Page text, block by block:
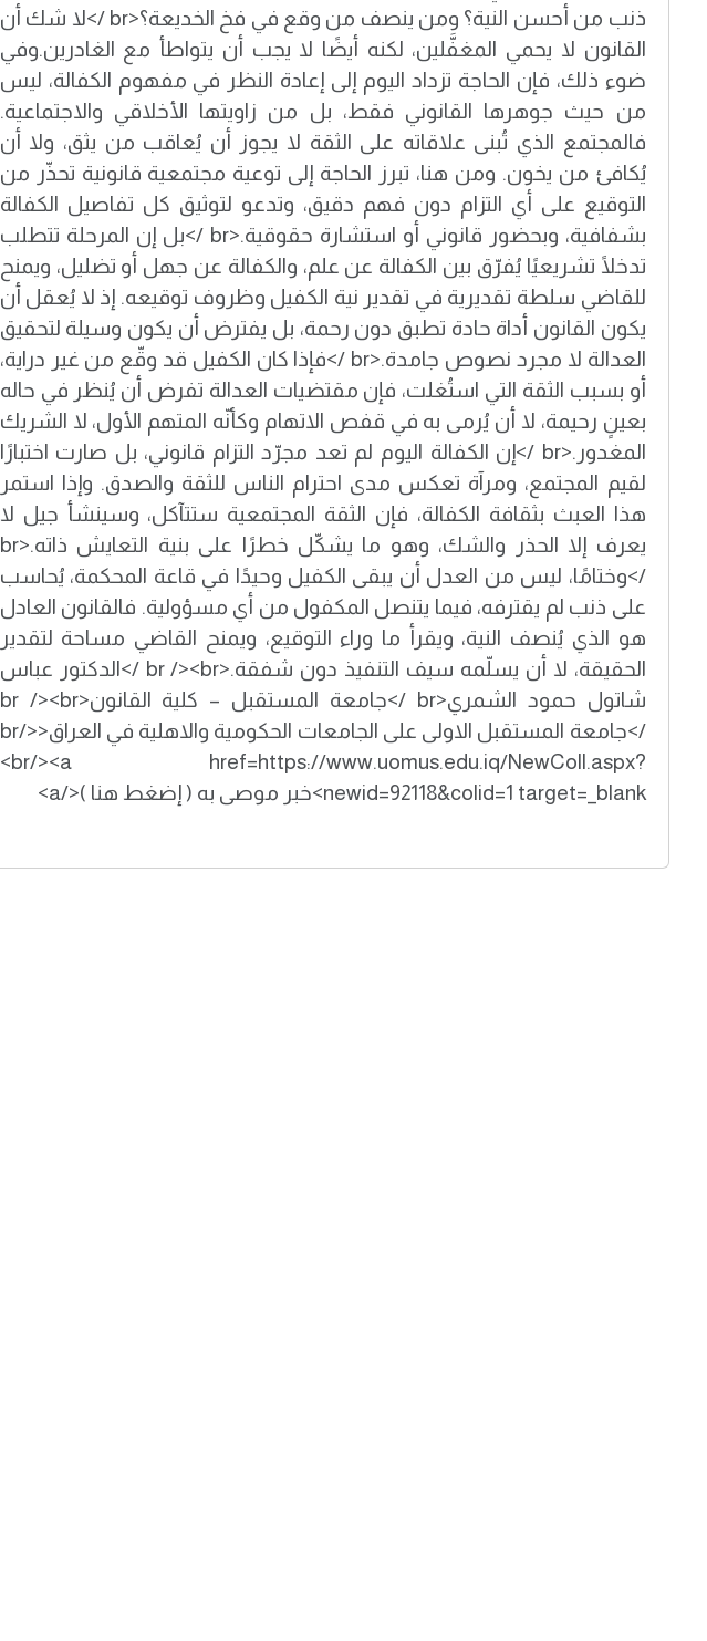
ذنب من أحسن النية؟ ومن ينصف من وقع في فخ الخديعة؟<br />لا شك أن
القانون لا يحمي المغفَّلين، لكنه أيضًا لا يجب أن يتواطأ مع الغادرين.وفي
ضوء ذلك، فإن الحاجة تزداد اليوم إلى إعادة النظر في مفهوم الكفالة، ليس
من حيث جوهرها القانوني فقط، بل من زاويتها الأخلاقي والاجتماعية.
فالمجتمع الذي تُبنى علاقاته على الثقة لا يجوز أن يُعاقب من يثق، ولا أن
يُكافئ من يخون. ومن هنا، تبرز الحاجة إلى توعية مجتمعية قانونية تحذّر من
التوقيع على أي التزام دون فهم دقيق، وتدعو لتوثيق كل تفاصيل الكفالة
بشفافية، وبحضور قانوني أو استشارة حقوقية.<br />بل إن المرحلة تتطلب
تدخلًا تشريعيًا يُفرّق بين الكفالة عن علم، والكفالة عن جهل أو تضليل، ويمنح
للقاضي سلطة تقديرية في تقدير نية الكفيل وظروف توقيعه. إذ لا يُعقل أن
يكون القانون أداة حادة تطبق دون رحمة، بل يفترض أن يكون وسيلة لتحقيق
العدالة لا مجرد نصوص جامدة.<br />فإذا كان الكفيل قد وقّع من غير دراية،
أو بسبب الثقة التي استُغلت، فإن مقتضيات العدالة تفرض أن يُنظر في حاله
بعينٍ رحيمة، لا أن يُرمى به في قفص الاتهام وكأنّه المتهم الأول، لا الشريك
المغدور.<br />إن الكفالة اليوم لم تعد مجرّد التزام قانوني، بل صارت اختبارًا
لقيم المجتمع، ومرآة تعكس مدى احترام الناس للثقة والصدق. وإذا استمر
هذا العبث بثقافة الكفالة، فإن الثقة المجتمعية ستتآكل، وسينشأ جيل لا
يعرف إلا الحذر والشك، وهو ما يشكّل خطرًا على بنية التعايش ذاته.<br
/>وختامًا، ليس من العدل أن يبقى الكفيل وحيدًا في قاعة المحكمة، يُحاسب
على ذنب لم يقترفه، فيما يتنصل المكفول من أي مسؤولية. فالقانون العادل
هو الذي يُنصف النية، ويقرأ ما وراء التوقيع، ويمنح القاضي مساحة لتقدير
الحقيقة، لا أن يسلّمه سيف التنفيذ دون شفقة.<br /><br />الدكتور عباس
شاتول حمود الشمري<br />جامعة المستقبل – كلية القانون<br /><br
/>جامعة المستقبل الاولى على الجامعات الحكومية والاهلية في العراق<br/>
<br/><a href=https://www.uomus.edu.iq/NewColl.aspx?
newid=92118&colid=1 target=_blank>خبر موصى به ( إضغط هنا )</a>